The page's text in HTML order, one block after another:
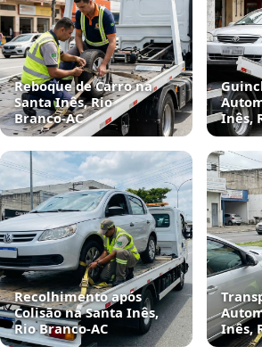
Reboque de Carro na
Santa Inês, Rio
Branco‑AC
Inês,
Recolhimento após
Colisão na Santa Inês,
Rio Branco‑AC
Inês,